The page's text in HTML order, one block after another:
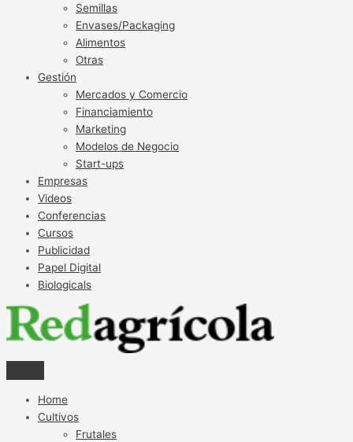
Semillas
Envases/Packaging
Alimentos
Otras
Gestión
Mercados y Comercio
Financiamiento
Marketing
Modelos de Negocio
Start-ups
Empresas
Videos
Conferencias
Cursos
Publicidad
Papel Digital
Biologicals
Home
Cultivos
Frutales